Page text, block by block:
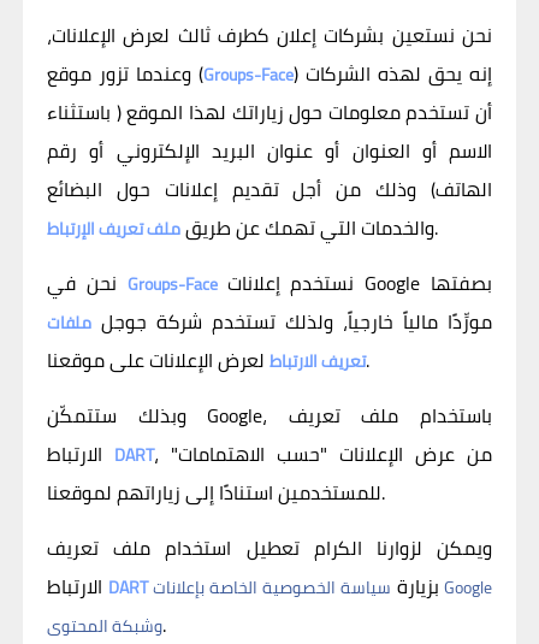
نحن نستعين بشركات إعلان كطرف ثالث لعرض الإعلانات،
وعندما تزور موقع (Groups-Face) إنه يحق لهذه الشركات
أن تستخدم معلومات حول زياراتك لهذا الموقع ( باستثناء
الاسم أو العنوان أو عنوان البريد الإلكتروني أو رقم
الهاتف) وذلك من أجل تقديم إعلانات حول البضائع
والخدمات التي تهمك عن طريقملف تعريف الإرتباط
.
Groups-Face نستخدم إعلانات Google بصفتها
مورِّدًا مالياً خارجياً، ولذلك تستخدم شركة جوجل ملفات
تعريف الارتباطلعرض الإعلانات على موقعنا.
وبذلك ستتمكّن Google، باستخدام ملف تعريف
DART، من عرض الإعلانات "حسب الاهتمامات"
للمستخدمين استنادًا إلى زياراتهم لموقعنا.
ويمكن لزوارنا الكرام تعطيل استخدام ملف تعريف
DART بزيارة سياسة الخصوصية الخاصة بإعلانات Google
وشبكة المحتوى.